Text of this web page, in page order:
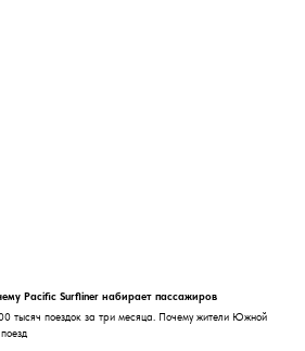
Pacific Surfliner набирает пассажиров
тысяч поездок за три месяца. Почему жители Южной